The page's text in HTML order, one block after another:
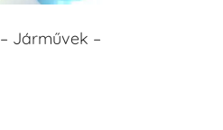
Járművek –